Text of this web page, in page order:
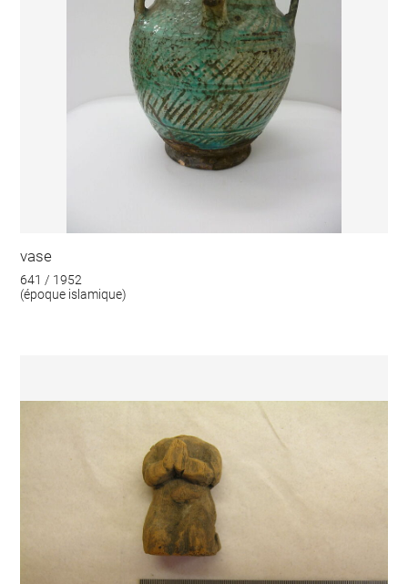
vase
641 / 1952
(époque islamique)